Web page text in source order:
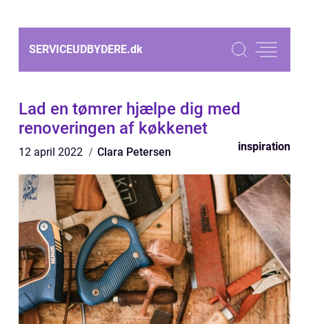
SERVICEUDBYDERE.dk
Lad en tømrer hjælpe dig med
renoveringen af køkkenet
12 april 2022 Clara Petersen inspiration